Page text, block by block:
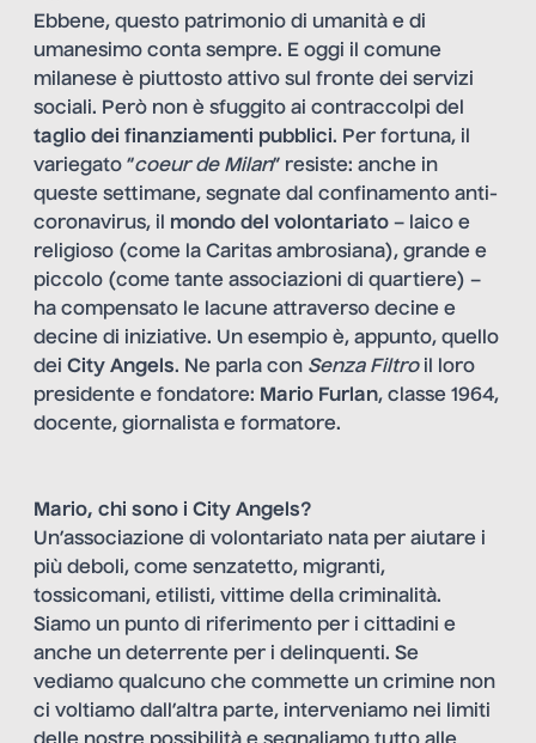
Ebbene, questo patrimonio di umanità e di
umanesimo conta sempre. E oggi il comune
milanese è piuttosto attivo sul fronte dei servizi
sociali. Però non è sfuggito ai contraccolpi del
taglio dei finanziamenti pubblici. Per fortuna, il
variegato “coeur de Milan” resiste: anche in
queste settimane, segnate dal confinamento anti-
coronavirus, il mondo del volontariato – laico e
religioso (come la Caritas ambrosiana), grande e
piccolo (come tante associazioni di quartiere) –
ha compensato le lacune attraverso decine e
decine di iniziative. Un esempio è, appunto, quello
dei City Angels. Ne parla con Senza Filtroil loro
presidente e fondatore: Mario Furlan, classe 1964,
docente, giornalista e formatore.
Mario, chi sono i City Angels?
Un’associazione di volontariato nata per aiutare i
più deboli, come senzatetto, migranti,
tossicomani, etilisti, vittime della criminalità.
Siamo un punto di riferimento per i cittadini e
anche un deterrente per i delinquenti. Se
vediamo qualcuno che commette un crimine non
ci voltiamo dall’altra parte, interveniamo nei limiti